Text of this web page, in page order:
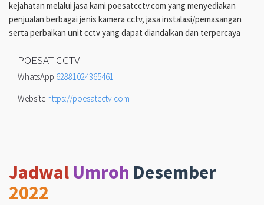
kejahatan melalui jasa kami poesatcctv.com yang menyediakan
penjualan berbagai jenis kamera cctv, jasa instalasi/pemasangan
serta perbaikan unit cctv yang dapat diandalkan dan terpercaya
POESAT CCTV
WhatsApp 62881024365461
Website https://poesatcctv.com
Jadwal Umroh Desember
2022